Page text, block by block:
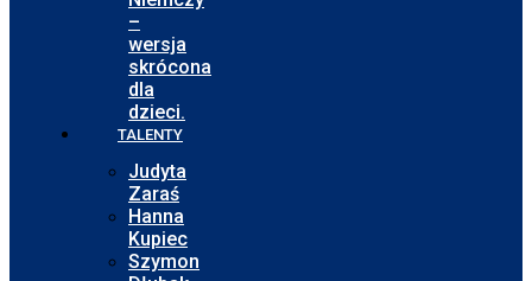
–
wersja
skrócona
dla
dzieci.
TALENTY
Judyta
Zaraś
Hanna
Kupiec
Szymon